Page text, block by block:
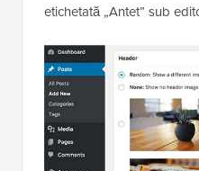
etichetată „Antet” sub